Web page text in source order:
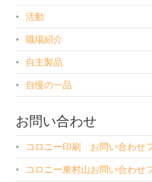
活動
職場紹介
自主製品
自慢の一品
お問い合わせ
コロニー印刷 お問い合わせ
コロニー東村山お問い合わせ